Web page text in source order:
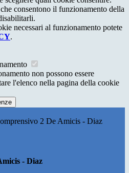
consentono il funzionamento della
necessari al funzionamento potete
.
non possono essere
l'elenco nella pagina della cookie
2 De Amicis - Diaz
- Diaz